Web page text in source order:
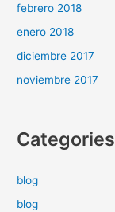
febrero 2018
enero 2018
diciembre 2017
noviembre 2017
Categories
blog
blog